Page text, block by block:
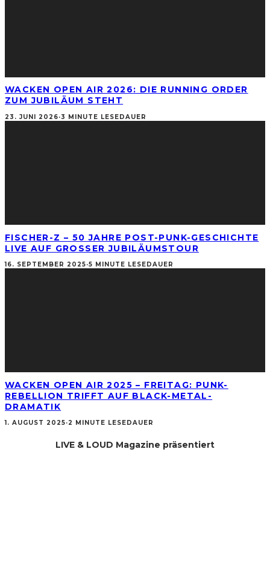
WACKEN OPEN AIR 2026: DIE RUNNING ORDER
ZUM JUBILÄUM STEHT
23. JUNI 2026·3 MINUTE LESEDAUER
FISCHER-Z – 50 JAHRE POST-PUNK-GESCHICHTE
LIVE AUF GROSSER JUBILÄUMSTOUR
16. SEPTEMBER 2025·5 MINUTE LESEDAUER
WACKEN OPEN AIR 2025 – FREITAG: PUNK-
REBELLION TRIFFT AUF BLACK-METAL-
DRAMATIK
1. AUGUST 2025·2 MINUTE LESEDAUER
LIVE & LOUD Magazine präsentiert